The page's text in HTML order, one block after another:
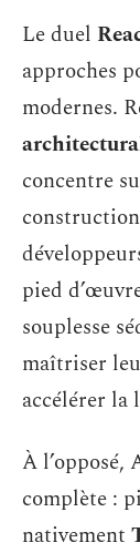
Le duel
approches
modernes.
concentre
pied
souplesse
maîtriser
accélérer la
À l’opposé,
complète :
nativement